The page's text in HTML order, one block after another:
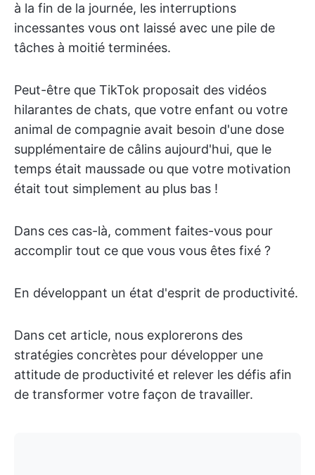
à la fin de la journée, les interruptions
incessantes vous ont laissé avec une pile de
tâches à moitié terminées.
Peut-être que TikTok proposait des vidéos
hilarantes de chats, que votre enfant ou votre
animal de compagnie avait besoin d'une dose
supplémentaire de câlins aujourd'hui, que le
temps était maussade ou que votre motivation
était tout simplement au plus bas !
Dans ces cas-là, comment faites-vous pour
accomplir tout ce que vous vous êtes fixé ?
En développant un état d'esprit de productivité.
Dans cet article, nous explorerons des
stratégies concrètes pour développer une
attitude de productivité et relever les défis afin
de transformer votre façon de travailler.